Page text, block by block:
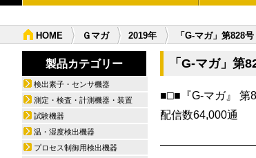
HOME Ｇマガ 2019年 「G-マガ」第828
「G-マガ」第
■□■『G-マガ』
配信数64,000通
製品カテゴリー
検出素子・センサ機器
測定・検査・計測機器・装置
試験機器
温・湿度検出機器
プロセス制御用検出機器